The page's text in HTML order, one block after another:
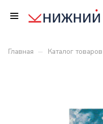
Главная – Каталог товаров